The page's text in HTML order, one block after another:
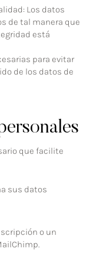
Los datos
de tal manera que
está
para evitar
de los datos de
que facilite
sus datos
o un